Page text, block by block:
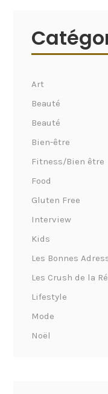
Art
Beauté
Beauté
Bien-être
Fitness/Bien être
Food
Gluten Free
Interview
Kids
Les Bonnes
Les Crush de la
Lifestyle
Mode
Noël